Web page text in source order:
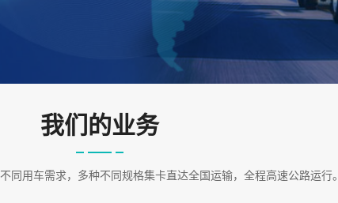
我们的业务
同用车需求，多种不同规格集卡直达全国运输，全程高速公路运行。